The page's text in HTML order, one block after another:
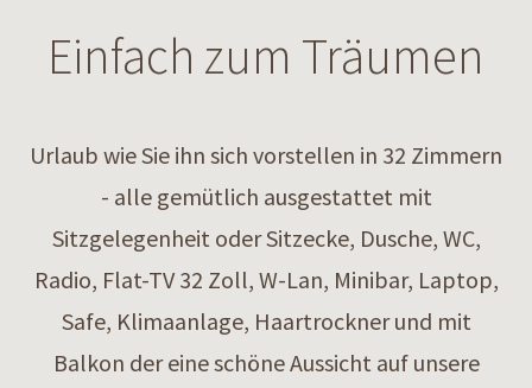
Einfach zum Träumen
Urlaub wie Sie ihn sich vorstellen in 32 Zimmern
- alle gemütlich ausgestattet mit
Sitzgelegenheit oder Sitzecke, Dusche, WC,
Radio, Flat-TV 32 Zoll, W-Lan, Minibar, Laptop,
Safe, Klimaanlage, Haartrockner und mit
Balkon der eine schöne Aussicht auf unsere